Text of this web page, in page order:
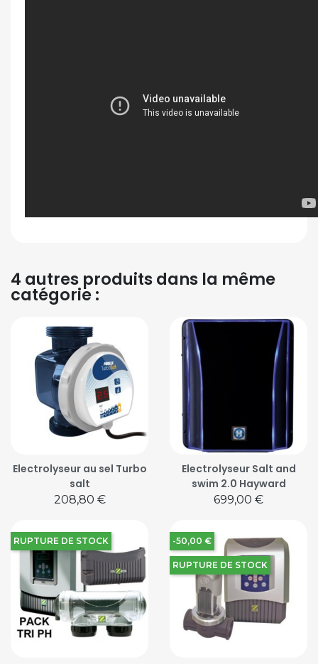
4 autres produits dans la même
catégorie :
Electrolyseur au sel Turbo
salt
Prix
208,80 €
Electrolyseur Salt and
swim 2.0 Hayward
Prix
699,00 €
RUPTURE DE STOCK -50,00 €
RUPTURE DE STOCK